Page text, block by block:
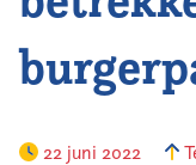
Nieuws
22 juni 2022